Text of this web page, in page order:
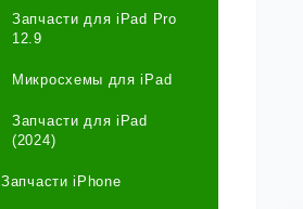
Запчасти для iPad Pro
12.9
Микросхемы для iPad
Запчасти для iPad
(2024)
Запчасти iPhone